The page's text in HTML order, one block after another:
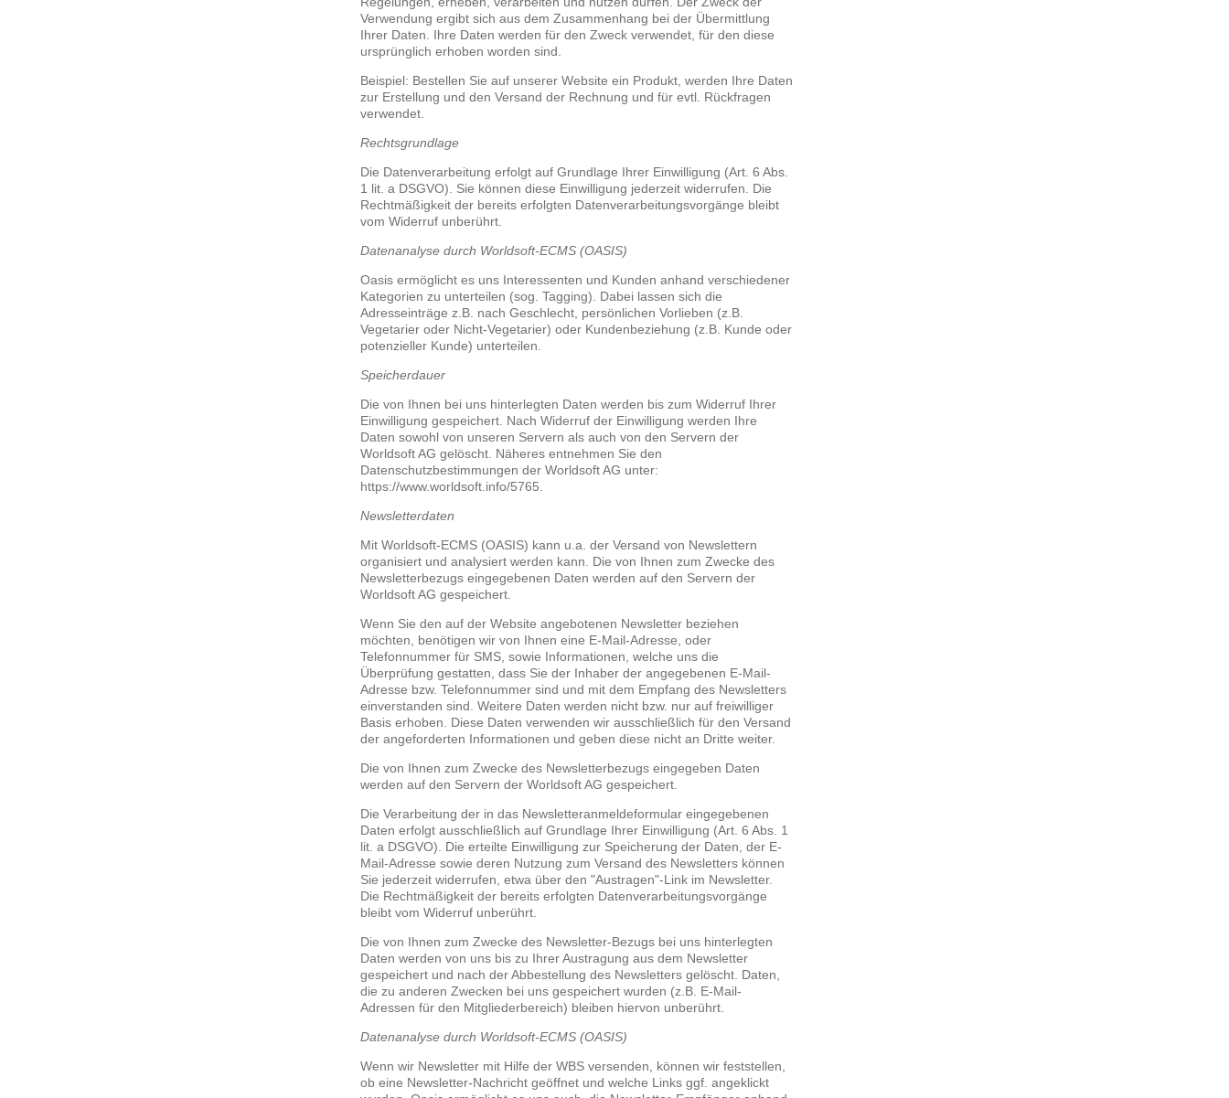
Verwendung ergibt sich aus dem Zusammenhang bei der Übermittlung
Ihrer Daten. Ihre Daten werden für den Zweck verwendet, für den diese
ursprünglich erhoben worden sind.
Beispiel: Bestellen Sie auf unserer Website ein Produkt, werden Ihre Daten
zur Erstellung und den Versand der Rechnung und für evtl. Rückfragen
verwendet.
Rechtsgrundlage
Die Datenverarbeitung erfolgt auf Grundlage Ihrer Einwilligung (Art. 6 Abs.
1 lit. a DSGVO). Sie können diese Einwilligung jederzeit widerrufen. Die
Rechtmäßigkeit der bereits erfolgten Datenverarbeitungsvorgänge bleibt
vom Widerruf unberührt.
Datenanalyse durch Worldsoft-ECMS (OASIS)
Oasis ermöglicht es uns Interessenten und Kunden anhand verschiedener
Kategorien zu unterteilen (sog. Tagging). Dabei lassen sich die
Adresseinträge z.B. nach Geschlecht, persönlichen Vorlieben (z.B.
Vegetarier oder Nicht-Vegetarier) oder Kundenbeziehung (z.B. Kunde oder
potenzieller Kunde) unterteilen.
Speicherdauer
Die von Ihnen bei uns hinterlegten Daten werden bis zum Widerruf Ihrer
Einwilligung gespeichert. Nach Widerruf der Einwilligung werden Ihre
Daten sowohl von unseren Servern als auch von den Servern der
Worldsoft AG gelöscht. Näheres entnehmen Sie den
Datenschutzbestimmungen der Worldsoft AG unter:
https://www.worldsoft.info/5765.
Newsletterdaten
Mit Worldsoft-ECMS (OASIS) kann u.a. der Versand von Newslettern
organisiert und analysiert werden kann. Die von Ihnen zum Zwecke des
Newsletterbezugs eingegebenen Daten werden auf den Servern der
Worldsoft AG gespeichert.
Wenn Sie den auf der Website angebotenen Newsletter beziehen
möchten, benötigen wir von Ihnen eine E-Mail-Adresse, oder
Telefonnummer für SMS, sowie Informationen, welche uns die
Überprüfung gestatten, dass Sie der Inhaber der angegebenen E-Mail-
Adresse bzw. Telefonnummer sind und mit dem Empfang des Newsletters
einverstanden sind. Weitere Daten werden nicht bzw. nur auf freiwilliger
Basis erhoben. Diese Daten verwenden wir ausschließlich für den Versand
der angeforderten Informationen und geben diese nicht an Dritte weiter.
Die von Ihnen zum Zwecke des Newsletterbezugs eingegeben Daten
werden auf den Servern der Worldsoft AG gespeichert.
Die Verarbeitung der in das Newsletteranmeldeformular eingegebenen
Daten erfolgt ausschließlich auf Grundlage Ihrer Einwilligung (Art. 6 Abs. 1
lit. a DSGVO). Die erteilte Einwilligung zur Speicherung der Daten, der E-
Mail-Adresse sowie deren Nutzung zum Versand des Newsletters können
Sie jederzeit widerrufen, etwa über den "Austragen"-Link im Newsletter.
Die Rechtmäßigkeit der bereits erfolgten Datenverarbeitungsvorgänge
bleibt vom Widerruf unberührt.
Die von Ihnen zum Zwecke des Newsletter-Bezugs bei uns hinterlegten
Daten werden von uns bis zu Ihrer Austragung aus dem Newsletter
gespeichert und nach der Abbestellung des Newsletters gelöscht. Daten,
die zu anderen Zwecken bei uns gespeichert wurden (z.B. E-Mail-
Adressen für den Mitgliederbereich) bleiben hiervon unberührt.
Datenanalyse durch Worldsoft-ECMS (OASIS)
Wenn wir Newsletter mit Hilfe der WBS versenden, können wir feststellen,
ob eine Newsletter-Nachricht geöffnet und welche Links ggf. angeklickt